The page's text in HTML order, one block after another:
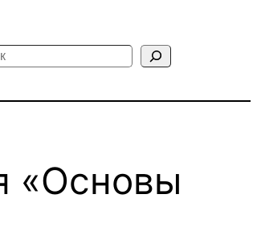
«Основы